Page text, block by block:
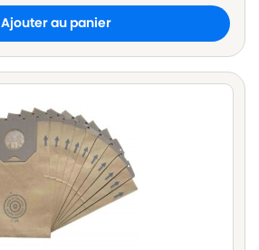
Ajouter au panier